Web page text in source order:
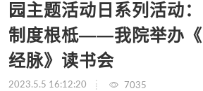
园主题活动日系列活动
制度根柢——我院举办《
经脉》读书会
2023.5.5 16:12:20 7035